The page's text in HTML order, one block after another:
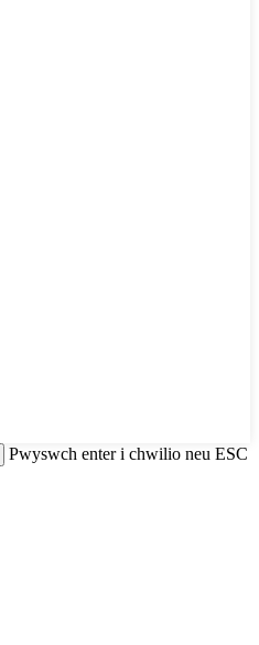
Pwyswch enter i chwilio neu ESC